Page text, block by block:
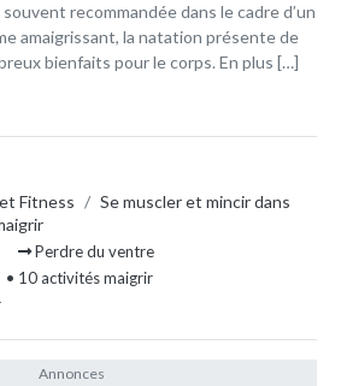
recommandée dans le cadre d’un
amaigrissant, la natation présente de
bienfaits pour le corps. En plus […]
Fitness / Se muscler et mincir dans
Perdre du ventre
• 10 activités maigrir